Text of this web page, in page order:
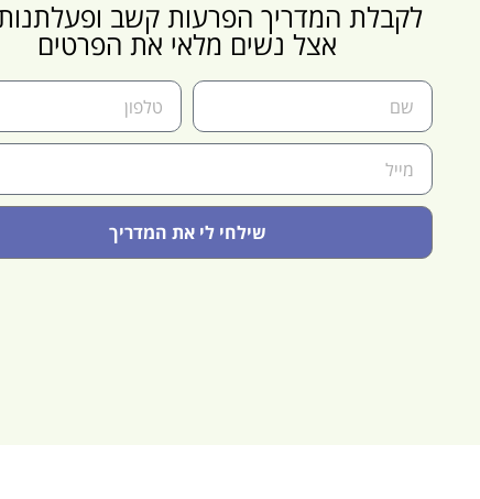
לקבלת המדריך הפרעות קשב
אצל נשים מלאי את הפרטים
שילחי לי את המדריך